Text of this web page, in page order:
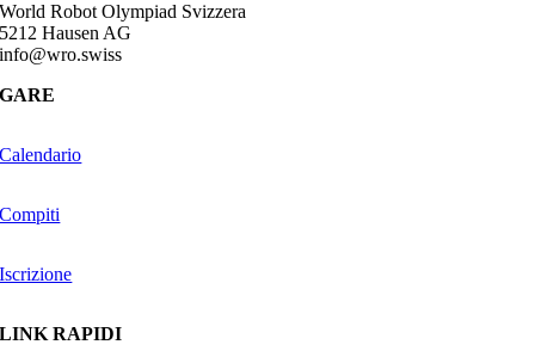
World Robot Olympiad Svizzera
5212 Hausen AG
info@wro.swiss
GARE
Calendario
Compiti
Iscrizione
LINK RAPIDI